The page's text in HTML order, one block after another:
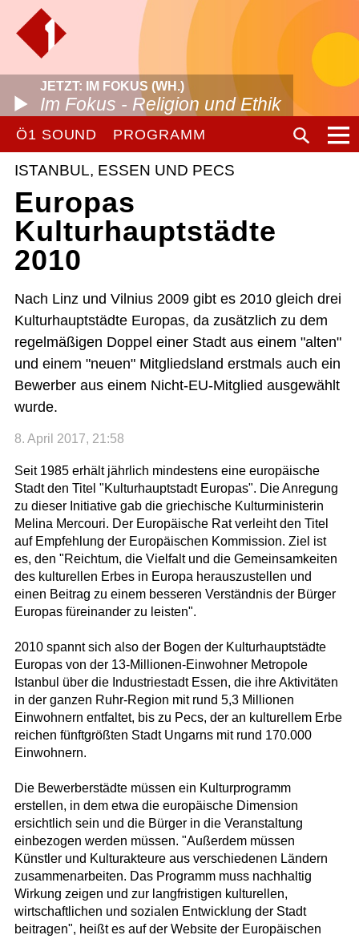
JETZT: IM FOKUS (WH.)
Im Fokus - Religion und Ethik
Ö1 SOUND PROGRAMM
ISTANBUL, ESSEN UND PECS
Europas
Kulturhauptstädte
2010
Nach Linz und Vilnius 2009 gibt es 2010 gleich drei
Kulturhauptstädte Europas, da zusätzlich zu dem
regelmäßigen Doppel einer Stadt aus einem "alten"
und einem "neuen" Mitgliedsland erstmals auch ein
Bewerber aus einem Nicht-EU-Mitglied ausgewählt
wurde.
8. April 2017, 21:58
Seit 1985 erhält jährlich mindestens eine europäische
Stadt den Titel "Kulturhauptstadt Europas". Die Anregung
zu dieser Initiative gab die griechische Kulturministerin
Melina Mercouri. Der Europäische Rat verleiht den Titel
auf Empfehlung der Europäischen Kommission. Ziel ist
es, den "Reichtum, die Vielfalt und die Gemeinsamkeiten
des kulturellen Erbes in Europa herauszustellen und
einen Beitrag zu einem besseren Verständnis der Bürger
Europas füreinander zu leisten".
2010 spannt sich also der Bogen der Kulturhauptstädte
Europas von der 13-Millionen-Einwohner Metropole
Istanbul über die Industriestadt Essen, die ihre Aktivitäten
in der ganzen Ruhr-Region mit rund 5,3 Millionen
Einwohnern entfaltet, bis zu Pecs, der an kulturellem Erbe
reichen fünftgrößten Stadt Ungarns mit rund 170.000
Einwohnern.
Die Bewerberstädte müssen ein Kulturprogramm
erstellen, in dem etwa die europäische Dimension
ersichtlich sein und die Bürger in die Veranstaltung
einbezogen werden müssen. "Außerdem müssen
Künstler und Kulturakteure aus verschiedenen Ländern
zusammenarbeiten. Das Programm muss nachhaltig
Wirkung zeigen und zur langfristigen kulturellen,
wirtschaftlichen und sozialen Entwicklung der Stadt
beitragen", heißt es auf der Website der Europäischen